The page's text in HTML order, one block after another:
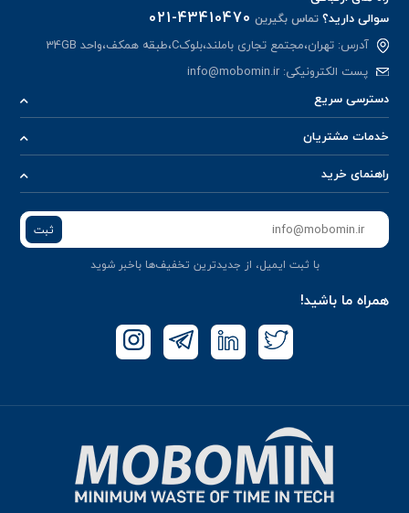
سوالی دارید؟تماس بگیرین 021-43410470
آدرس: تهران،مجتمع تجاری باملند،بلوکC،طبقه همکف،واحد 34GB
پست الکترونیکی:info@mobomin.ir
دسترسی سریع
خدمات مشتریان
راهنمای خرید
ثبت
با ثبت ایمیل، از جدید‌ترین تخفیف‌ها با‌خبر شوید
همراه ما باشید!